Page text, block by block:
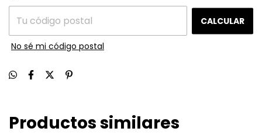
CALCULAR
No sé mi código postal
Productos similares